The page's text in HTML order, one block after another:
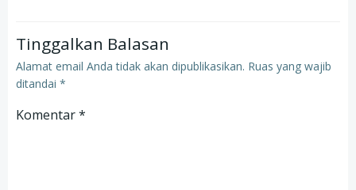
Tinggalkan Balasan
Alamat email Anda tidak akan dipublikasikan. Ruas yang wajib
ditandai *
Komentar*